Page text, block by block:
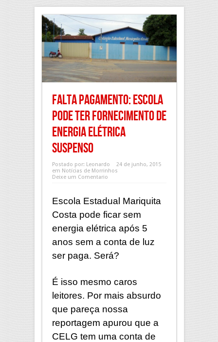
FALTA PAGAMENTO: Escola
pode ter fornecimento de
energia elétrica
suspenso
Postado por: Leonardo
24 de junho, 2015
em Notícias de Morrinhos
Deixe um Comentario
Escola Estadual Mariquita
Costa pode ficar sem
energia elétrica após 5
anos sem a conta de luz
ser paga. Será?
É isso mesmo caros
leitores. Por mais absurdo
que pareça nossa
reportagem apurou que a
CELG tem uma conta de